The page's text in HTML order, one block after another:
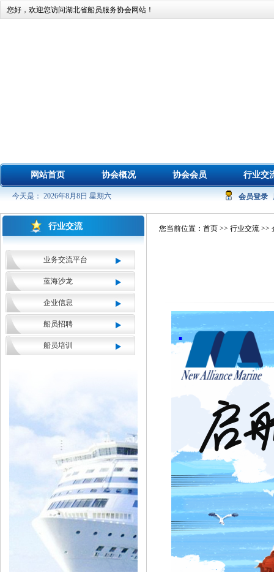
您好，欢迎您访问湖北省船员服务协会网站！
网站首页 协会概况 协会会员 行业交
今天是： 2026年8月8日 星期六 会员登录
行业交流
业务交流平台
蓝海沙龙
企业信息
船员招聘
船员培训
您当前位置： 首页 >> 行业交流 >>